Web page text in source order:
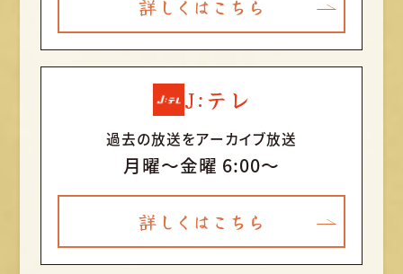
詳しくはこちら
J:テレ
過去の放送をアーカイブ放送
月曜〜金曜 6:00～
詳しくはこちら